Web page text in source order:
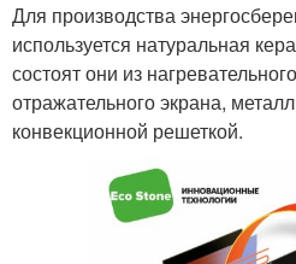
Для производства
используется натуральная
состоят они из
отражательного экрана,
конвекционной решеткой.